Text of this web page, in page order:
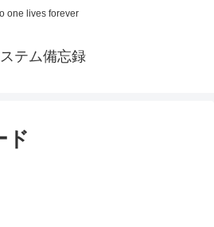
one lives forever
テム備忘録
ド